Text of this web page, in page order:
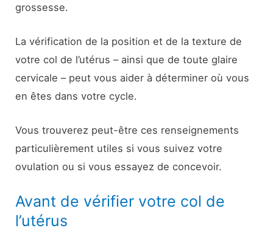
grossesse.
La vérification de la position et de la texture de
votre col de l’utérus – ainsi que de toute glaire
cervicale – peut vous aider à déterminer où vous
en êtes dans votre cycle.
Vous trouverez peut-être ces renseignements
particulièrement utiles si vous suivez votre
ovulation ou si vous essayez de concevoir.
Avant de vérifier votre col de
l’utérus